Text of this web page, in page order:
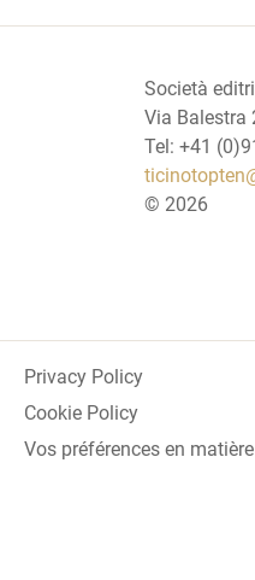
Società
Via Balestra
Tel: +41
© 2026
Privacy Policy
Cookie Policy
Vos préférences en